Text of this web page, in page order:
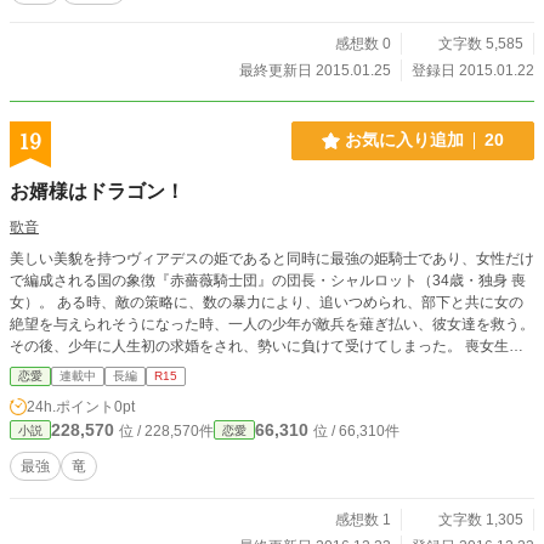
感想数 0
文字数 5,585
最終更新日 2015.01.25
登録日 2015.01.22
19 お気に入り追加 20
お婿様はドラゴン！
歌音
美しい美貌を持つヴィアデスの姫であると同時に最強の姫騎士であり、女性だけ
で編成される国の象徴『赤薔薇騎士団』の団長・シャルロット（34歳・独身 喪
女）。 ある時、敵の策略に、数の暴力により、追いつめられ、部下と共に女の
絶望を与えられそうになった時、一人の少年が敵兵を薙ぎ払い、彼女達を救う。
その後、少年に人生初の求婚をされ、勢いに負けて受けてしまった。 喪女生活
から一転した人生… ただ… お婿様は、ドラゴンの王子様だった上に部下の団員
までも彼に恋を… 恋から始まる姫騎士（34）と少年ドラゴン（16）との新婚生
活、始まります。
恋愛 連載中 長編 R15
24h.ポイント 0pt
小説 228,570 位 / 228,570件 恋愛 66,310 位 / 66,310件
最強 竜
感想数 1
文字数 1,305